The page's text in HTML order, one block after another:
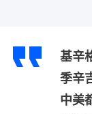
基辛
季辛
中美